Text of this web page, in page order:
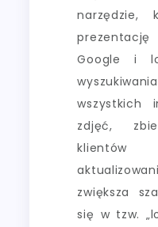
narzędzie,
Google i
wszystkich
zdjęć,
zwiększa
się w tzw.